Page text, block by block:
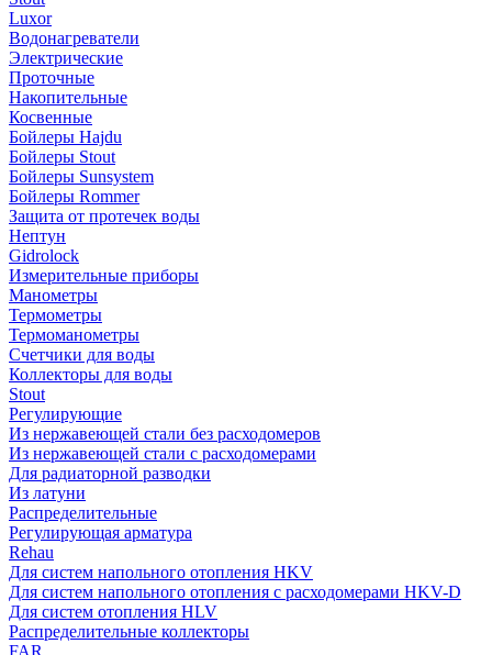
Luxor
Водонагреватели
Электрические
Проточные
Накопительные
Косвенные
Бойлеры Hajdu
Бойлеры Stout
Бойлеры Sunsystem
Бойлеры Rommer
Защита от протечек воды
Нептун
Gidrolock
Измерительные приборы
Манометры
Термометры
Термоманометры
Счетчики для воды
Коллекторы для воды
Stout
Регулирующие
Из нержавеющей стали без расходомеров
Из нержавеющей стали с расходомерами
Для радиаторной разводки
Из латуни
Распределительные
Регулирующая арматура
Rehau
Для систем напольного отопления HKV
Для систем напольного отопления с расходомерами HKV-D
Для систем отопления HLV
Распределительные коллекторы
FAR